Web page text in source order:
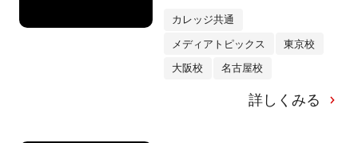
カレッジ共通
メディアトピックス 東京校
大阪校 名古屋校
詳しくみる